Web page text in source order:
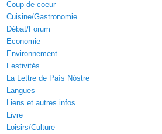
Coup de coeur
Cuisine/Gastronomie
Débat/Forum
Economie
Environnement
Festivités
La Lettre de País Nòstre
Langues
Liens et autres infos
Livre
Loisirs/Culture